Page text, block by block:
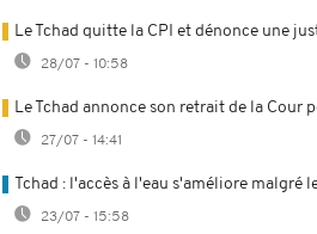
Le Tchad quitte la CPI et dénonce une
28/07 - 10:58
Le Tchad annonce son retrait de la Cour
27/07 - 14:41
Tchad : l'accès à l'eau s'améliore malgré
23/07 - 15:58